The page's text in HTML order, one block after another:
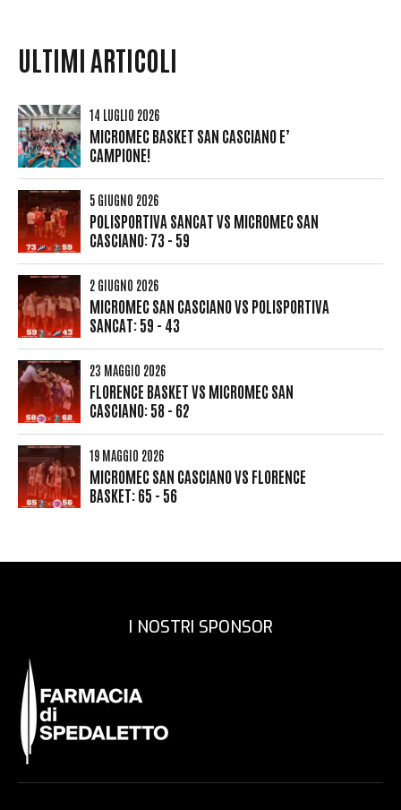
ULTIMI ARTICOLI
14 LUGLIO 2026
MICROMEC BASKET SAN CASCIANO E’
CAMPIONE!
5 GIUGNO 2026
POLISPORTIVA SANCAT VS MICROMEC SAN
CASCIANO: 73 - 59
2 GIUGNO 2026
MICROMEC SAN CASCIANO VS POLISPORTIVA
SANCAT: 59 - 43
23 MAGGIO 2026
FLORENCE BASKET VS MICROMEC SAN
CASCIANO: 58 - 62
19 MAGGIO 2026
MICROMEC SAN CASCIANO VS FLORENCE
BASKET: 65 - 56
I NOSTRI SPONSOR